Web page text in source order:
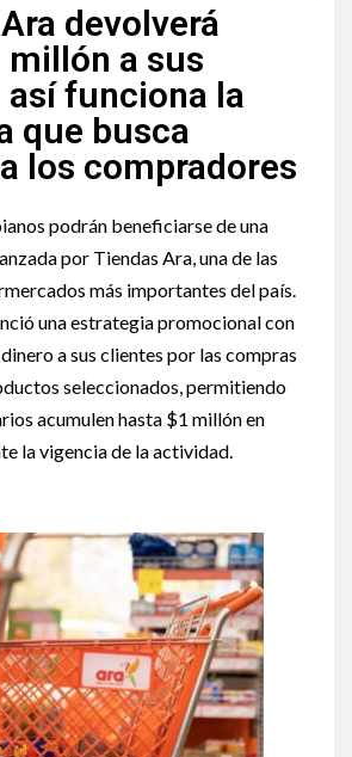
devolverá
millón a sus
funciona la
que busca
los compradores
podrán beneficiarse de una
por Tiendas Ara, una de las
más importantes del país.
una estrategia promocional con
a sus clientes por las compras
seleccionados, permitiendo
acumulen hasta $1 millón en
la vigencia de la actividad.